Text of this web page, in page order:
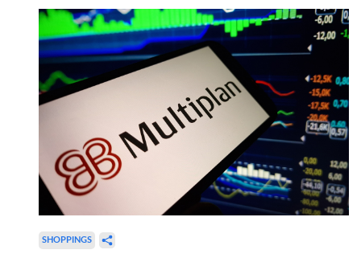
SHOPPINGS